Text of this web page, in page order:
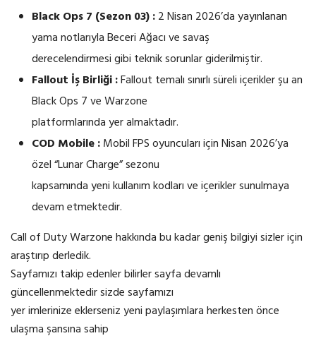
Black Ops 7 (Sezon 03) :2 Nisan 2026’da yayınlanan
yama notlarıyla Beceri Ağacı ve savaş
derecelendirmesi gibi teknik sorunlar giderilmiştir.
Fallout İş Birliği :Fallout temalı sınırlı süreli içerikler şu an
Black Ops 7 ve Warzone
platformlarında yer almaktadır.
COD Mobile :Mobil FPS oyuncuları için Nisan 2026’ya
özel “Lunar Charge” sezonu
kapsamında yeni kullanım kodları ve içerikler sunulmaya
devam etmektedir.
Call of Duty Warzone hakkında bu kadar geniş bilgiyi sizler için
araştırıp derledik.
Sayfamızı takip edenler bilirler sayfa devamlı
güncellenmektedir sizde sayfamızı
yer imlerinize eklerseniz yeni paylaşımlara herkesten önce
ulaşma şansına sahip